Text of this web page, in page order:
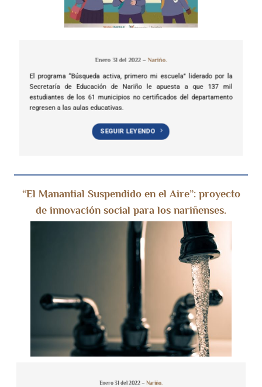
Enero 31 del 2022 –Nariño.
El programa “Búsqueda activa, primero mi escuela” liderado por la
Secretaría de Educación de Nariño le apuesta a que 137 mil
estudiantes de los 61 municipios no certificados del departamento
regresen a las aulas educativas.
SEGUIR LEYENDO
“El Manantial Suspendido en el Aire”: proyecto
de innovación social para los nariñenses.
Enero 31 del 2022 – Nariño.